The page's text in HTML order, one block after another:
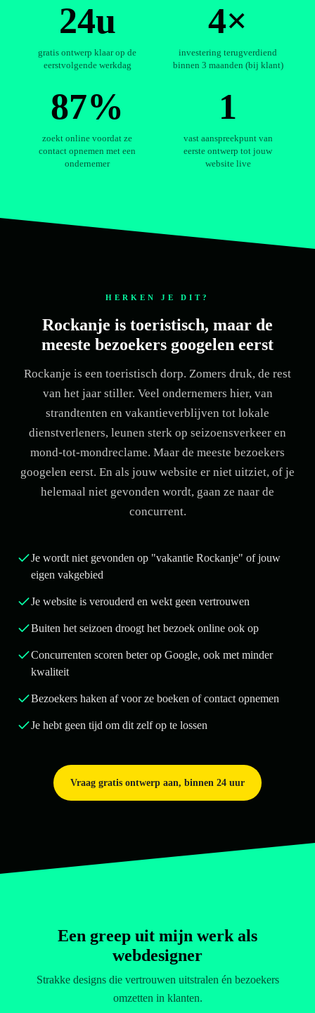
24u
gratis ontwerp klaar op de
eerstvolgende werkdag
4×
investering terugverdiend
binnen 3 maanden (bij klant)
87%
zoekt online voordat ze
contact opnemen met een
ondernemer
1
vast aanspreekpunt van
eerste ontwerp tot jouw
website live
HERKEN JE DIT?
Rockanje is toeristisch, maar de
meeste bezoekers googelen eerst
Rockanje is een toeristisch dorp. Zomers druk, de rest
van het jaar stiller. Veel ondernemers hier, van
strandtenten en vakantieverblijven tot lokale
dienstverleners, leunen sterk op seizoensverkeer en
mond-tot-mondreclame. Maar de meeste bezoekers
googelen eerst. En als jouw website er niet uitziet, of je
helemaal niet gevonden wordt, gaan ze naar de
concurrent.
Je wordt niet gevonden op "vakantie Rockanje" of jouw
eigen vakgebied
Je website is verouderd en wekt geen vertrouwen
Buiten het seizoen droogt het bezoek online ook op
Concurrenten scoren beter op Google, ook met minder
kwaliteit
Bezoekers haken af voor ze boeken of contact opnemen
Je hebt geen tijd om dit zelf op te lossen
Vraag gratis ontwerp aan, binnen 24 uur
Een greep uit mijn werk als
webdesigner
Strakke designs die vertrouwen uitstralen én bezoekers
omzetten in klanten.